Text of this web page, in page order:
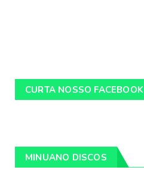
CURTA NOSSO FACEBOOK
MINUANO DISCOS